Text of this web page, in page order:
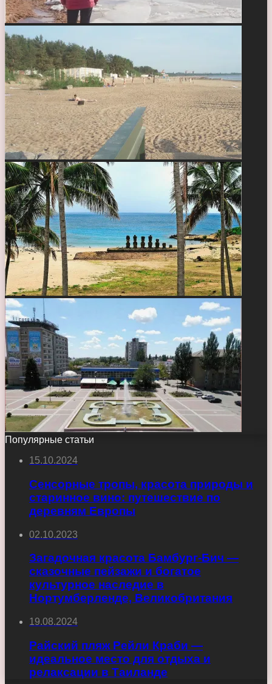
Популярные статьи
15.10.2024
Сенсорные тропы, красота природы и
старинное вино: путешествие по
деревням Европы
02.10.2023
Загадочная красота Бамбург-Бич —
сказочные пейзажи и богатое
культурное наследие в
Нортумберленде, Великобритания
19.08.2024
Райский пляж Рейли Краби —
идеальное место для отдыха и
релаксации в Таиланде